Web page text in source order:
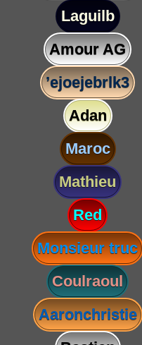
Laguilb
Amour AG
’ejoejebrlk3
Adan
Maroc
Mathieu
Red
Monsieur truc
Coulraoul
Aaronchristie